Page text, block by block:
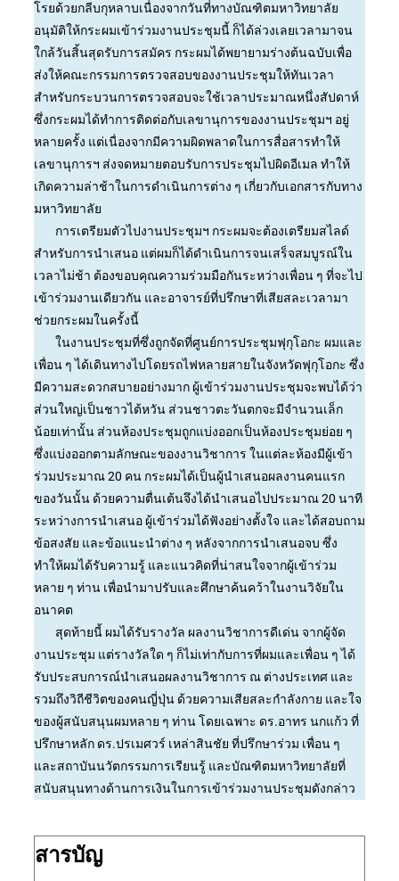
โรยด้วยกลีบกุหลาบเนื่องจากวันที่ทางบัณฑิตมหาวิทยาลัย
อนุมัติให้กระผมเข้าร่วมงานประชุมนี้ ก็ได้ล่วงเลยเวลามาจน
ใกล้วันสิ้นสุดรับการสมัคร กระผมได้พยายามร่างต้นฉบับเพื่อ
ส่งให้คณะกรรมการตรวจสอบของงานประชุมให้ทันเวลา
สำหรับกระบวนการตรวจสอบจะใช้เวลาประมาณหนึ่งสัปดาห์
ซึ่งกระผมได้ทำการติดต่อกับเลขานุการของงานประชุมฯ อยู่
หลายครั้ง แต่เนื่องจากมีความผิดพลาดในการสื่อสารทำให้
เลขานุการฯ ส่งจดหมายตอบรับการประชุมไปผิดอีเมล ทำให้
เกิดความล่าช้าในการดำเนินการต่าง ๆ เกี่ยวกับเอกสารกับทาง
มหาวิทยาลัย
การเตรียมตัวไปงานประชุมฯ กระผมจะต้องเตรียมสไลด์
สำหรับการนำเสนอ แต่ผมก็ได้ดำเนินการจนเสร็จสมบูรณ์ใน
เวลาไม่ช้า ต้องขอบคุณความร่วมมือกันระหว่างเพื่อน ๆ ที่จะไป
เข้าร่วมงานเดียวกัน และอาจารย์ที่ปรึกษาที่เสียสละเวลามา
ช่วยกระผมในครั้งนี้
ในงานประชุมที่ซึ่งถูกจัดที่ศูนย์การประชุมฟุกุโอกะ ผมและ
เพื่อน ๆ ได้เดินทางไปโดยรถไฟหลายสายในจังหวัดฟุกุโอกะ ซึ่ง
มีความสะดวกสบายอย่างมาก ผู้เข้าร่วมงานประชุมจะพบได้ว่า
ส่วนใหญ่เป็นชาวไต้หวัน ส่วนชาวตะวันตกจะมีจำนวนเล็ก
น้อยเท่านั้น ส่วนห้องประชุมถูกแบ่งออกเป็นห้องประชุมย่อย ๆ
ซึ่งแบ่งออกตามลักษณะของงานวิชาการ ในแต่ละห้องมีผู้เข้า
ร่วมประมาณ 20 คน กระผมได้เป็นผู้นำเสนอผลงานคนแรก
ของวันนั้น ด้วยความตื่นเต้นจึงได้นำเสนอไปประมาณ 20 นาที
ระหว่างการนำเสนอ ผู้เข้าร่วมได้ฟังอย่างตั้งใจ และได้สอบถาม
ข้อสงสัย และข้อแนะนำต่าง ๆ หลังจากการนำเสนอจบ ซึ่ง
ทำให้ผมได้รับความรู้ และแนวคิดที่น่าสนใจจากผู้เข้าร่วม
หลาย ๆ ท่าน เพื่อนำมาปรับและศึกษาค้นคว้าในงานวิจัยใน
อนาคต
สุดท้ายนี้ ผมได้รับรางวัล ผลงานวิชาการดีเด่น จากผู้จัด
งานประชุม แต่รางวัลใด ๆ ก็ไม่เท่ากับการที่ผมและเพื่อน ๆ ได้
รับประสบการณ์นำเสนอผลงานวิชาการ ณ ต่างประเทศ และ
รวมถึงวิถีชีวิตของคนญี่ปุ่น ด้วยความเสียสละกำลังกาย และใจ
ของผู้สนับสนุนผมหลาย ๆ ท่าน โดยเฉพาะ ดร.อาทร นกแก้ว ที่
ปรึกษาหลัก ดร.ปรเมศวร์ เหล่าสินชัย ที่ปรึกษาร่วม เพื่อน ๆ
และสถาบันนวัตกรรมการเรียนรู้ และบัณฑิตมหาวิทยาลัยที่
สนับสนุนทางด้านการเงินในการเข้าร่วมงานประชุมดังกล่าว
สารบัญ